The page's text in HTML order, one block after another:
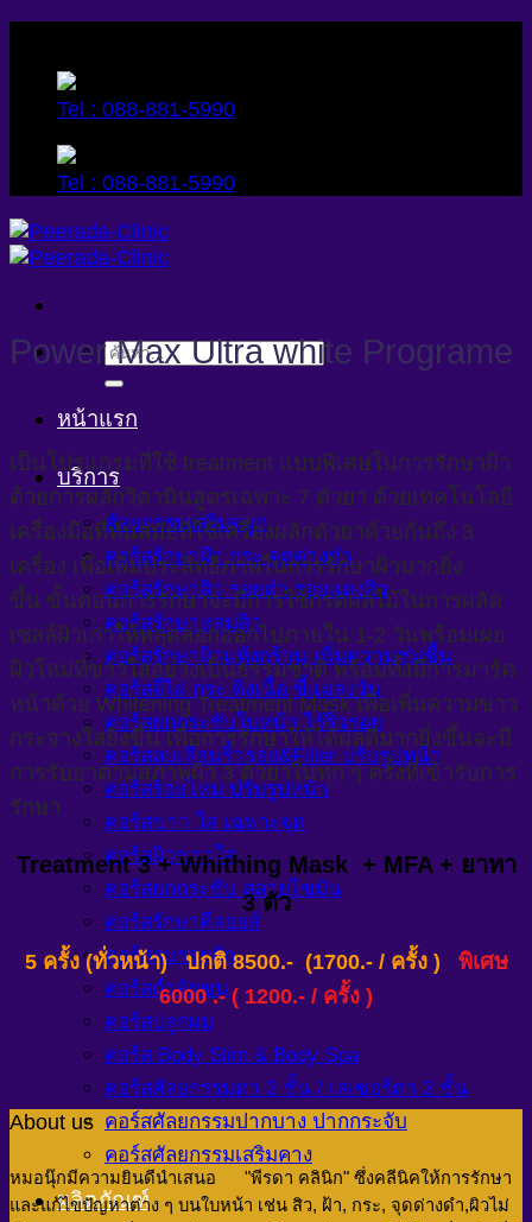
content
Tel : 088-881-5990
Tel : 088-881-5990
ค้นหา:
หน้าแรก
บริการ
ศัลยกรรมเสริมจมูก
คอร์สรักษาฝ้า กระ จุดด่างดำ
คอร์สรักษาสิว รอยดำ รอยแดงสิว
คอร์สรักษาหลุมสิว
คอร์สรักษาผิวแห้งกร้าน เพิ่มความชุ่มชื้น
คอร์สจี้ไฝ กระ ติ่งเนื้อ ขี้แมลงวัน
คอร์สยกกระชับใบหน้า ไร้ริ้วรอย
คอร์สลบเลือนริ้วรอย&Filler ปรับรูปหน้า
คอร์สร้อยไหม ปรับรูปหน้า
คอร์สขาว ใส เฉพาะจุด
คอร์สผิวขาวใส
คอร์สยกกระชับ สลายไขมัน
คอร์สรักษาคีลอยส์
คอร์สลบรอยสัก
คอร์สกำจัดขน
คอร์สปลูกผม
คอร์ส Body Slim & Body Spa
คอร์สศัลยกรรมตา 2 ชั้น / เลเซอร์ตา 2 ชั้น
คอร์สศัลยกรรมปากบาง ปากกระจับ
คอร์สศัลยกรรมเสริมคาง
ผลิตภัณฑ์
Power Max Ultra white Programe
เป็นโปรแกรมที่ใช้ treatment แบบพิเศษในการรักษาฝ้า
ด้วยการผลักวิตามินสูตรเฉพาะ 7 ตัวยา ด้วยเทคโนโลยี
เครื่องมือที่ทันสมัยที่ใช้เครื่องผลักตัวยาด้วยกันถึง 3
เครื่อง เพื่อเพิ่มประสิทธิภาพในการรักษาฝ้ามากยิ่ง
ขึ้น ขั้นตอนการรักษาจะมีการใช้กรดผลไม้ในการผลัด
เซลล์ผิวเก่าให้หลุดลอกออกไปภายใน 1-2 วันพร้อมเผย
ผิวใหม่ที่ขาวใสอย่างเป็นธรรมชาติ พร้อมทั้งมีการมาร์ค
หน้าด้วย Whitening Treatment Mask เพื่อเพิ่มความขาว
กระจ่างใสยิ่งขึ้น เพื่อการรักษาให้ได้ผลดีมากยิ่งขึ้นจะมี
การรับยาตามสภาพผิว 3 ตัวยาในทุก ๆ ครั้งที่เข้ารับการ
รักษา
Treatment 3 + Whithing Mask + MFA + ยาทา
3 ตัว
5 ครั้ง (ทั่วหน้า) ปกติ 8500.- (1700.- / ครั้ง ) พิเศษ
6000 .-( 1200.- / ครั้ง )
About us
หมอนุ๊กมีความยินดีนำเสนอ "พีรดา คลินิก" ซึ่งคลีนิคให้การรักษา
และแก้ไขปัญหาต่าง ๆ บนใบหน้า เช่น สิว, ฝ้า, กระ, จุดด่างดำ,ผิวไม่